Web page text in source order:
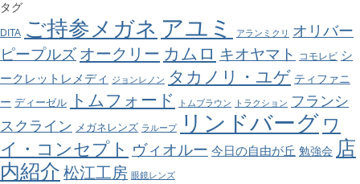
タグ
DITA ご持参メガネ アユミ アランミクリ
オリバー
ピープルズ オークリー カムロ キオヤマト コモレビ シ
ークレットレメディ
ジョンレノン タカノリ・ユゲ ティファニ
ー ディーゼル トムフォード トムブラウン トラクション フランシ
スクライン メガネレンズ ラループ リンドバーグ ワ
イ・コンセプト ヴィオルー 今日の自由が丘 勉強会 店
内紹介 松江工房 眼鏡レンズ